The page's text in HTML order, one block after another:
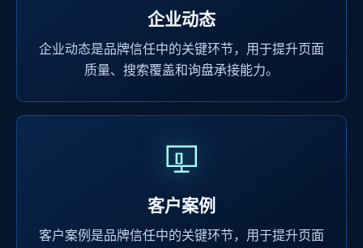
企业动态
企业动态是品牌信任中的关键环节，用于提升页面
质量、搜索覆盖和询盘承接能力。
客户案例
客户案例是品牌信任中的关键环节，用于提升页面